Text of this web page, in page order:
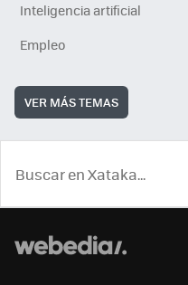
Inteligencia artificial
Empleo
VER MÁS TEMAS